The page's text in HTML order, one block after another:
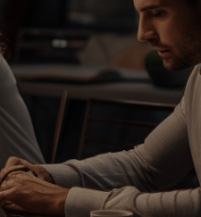
VIVATECH
CLIENT
NEWSLETTERS
HUB LANDSCAPE :
CARTOGRAPHIE DES
OUTILS IA GÉNÉRATIVE